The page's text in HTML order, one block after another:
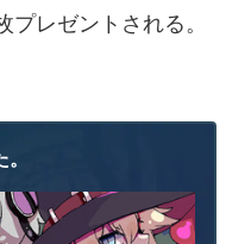
レゼントされる。